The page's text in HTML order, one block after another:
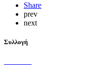
Share
prev
next
Συλλογή